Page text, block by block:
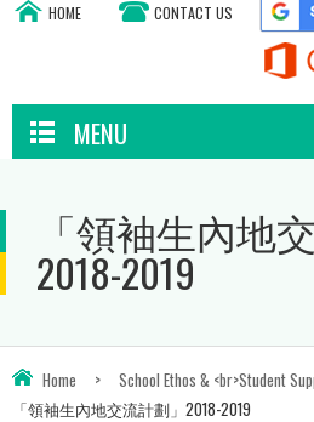
HOME CONTACT US
MENU
「領袖生內地
2018-2019
Home > School Ethos & <br>Student
「領袖生內地交流計劃」2018-2019